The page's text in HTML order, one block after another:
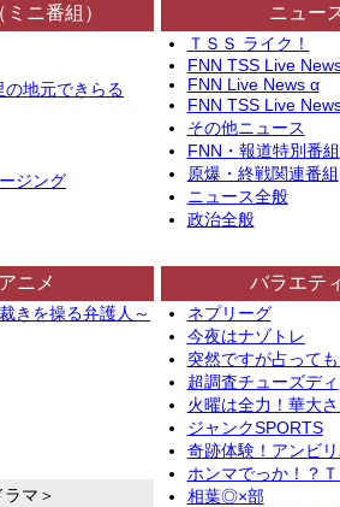
ニ番組）
の地元できらる
ジング
ニュー
ＴＳＳ ライク！
FNN TSS Live
FNN Live News α
FNN TSS Live
その他ニュース
FNN・報道特別番組
原爆・終戦関連番組
ニュース全般
政治全般
ニメ
きを操る弁護人～
ラマ＞
バラエテ
ネプリーグ
今夜はナゾトレ
突然ですが占って
超調査チューズディ
火曜は全力！華大
ジャンクSPORTS
奇跡体験！アンビ
ホンマでっか！？Ｔ
相葉◎×部